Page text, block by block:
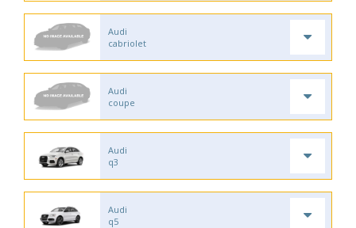
Audi
cabriolet
Audi
coupe
Audi
q3
Audi
q5